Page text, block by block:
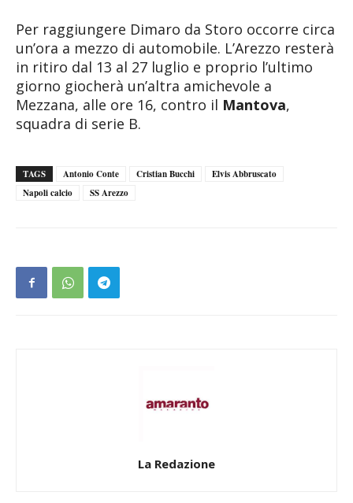
Per raggiungere Dimaro da Storo occorre circa
un’ora a mezzo di automobile. L’Arezzo resterà
in ritiro dal 13 al 27 luglio e proprio l’ultimo
giorno giocherà un’altra amichevole a
Mezzana, alle ore 16, contro il Mantova,
squadra di serie B.
TAGS Antonio Conte Cristian Bucchi
Elvis Abbruscato
Napoli calcio
SS Arezzo
La Redazione